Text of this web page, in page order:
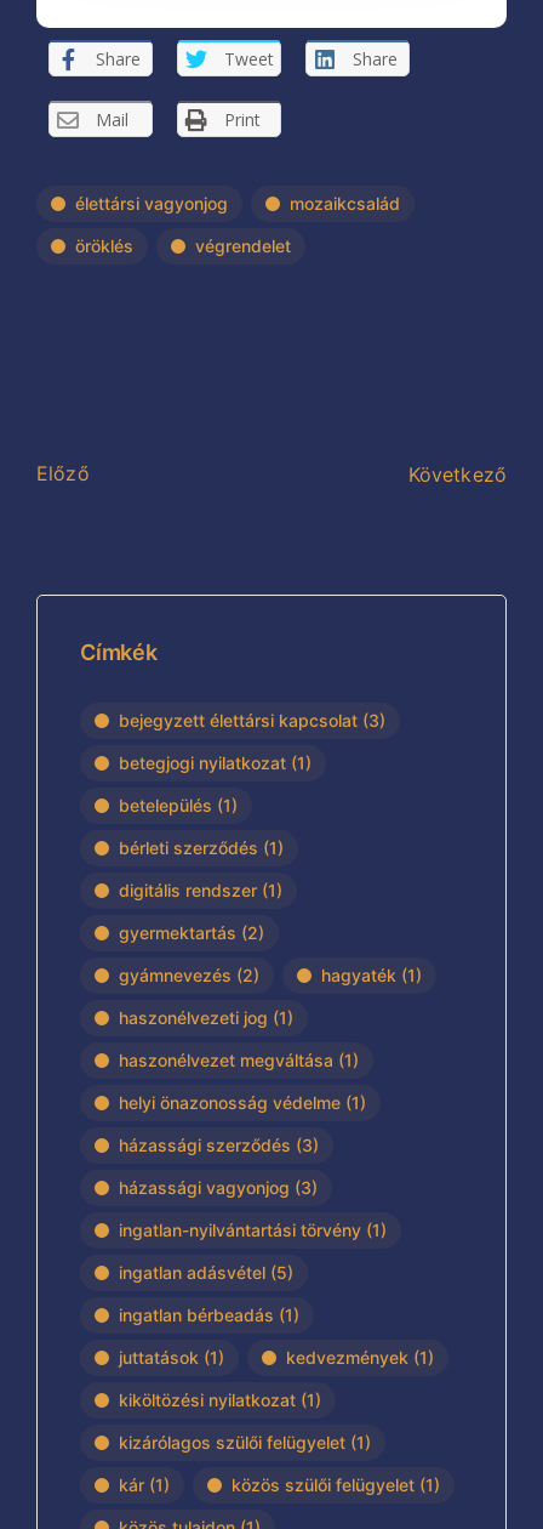
Share Tweet Share
Mail Print
élettársi vagyonjog mozaikcsalád
öröklés végrendelet
Előző Következő
Címkék
bejegyzett élettársi kapcsolat (3)
betegjogi nyilatkozat (1)
betelepülés (1)
bérleti szerződés (1)
digitális rendszer (1)
gyermektartás (2)
gyámnevezés (2) hagyaték (1)
haszonélvezeti jog (1)
haszonélvezet megváltása (1)
helyi önazonosság védelme (1)
házassági szerződés (3)
házassági vagyonjog (3)
ingatlan-nyilvántartási törvény (1)
ingatlan adásvétel (5)
ingatlan bérbeadás (1)
juttatások (1) kedvezmények (1)
kiköltözési nyilatkozat (1)
kizárólagos szülői felügyelet (1)
kár (1) közös szülői felügyelet (1)